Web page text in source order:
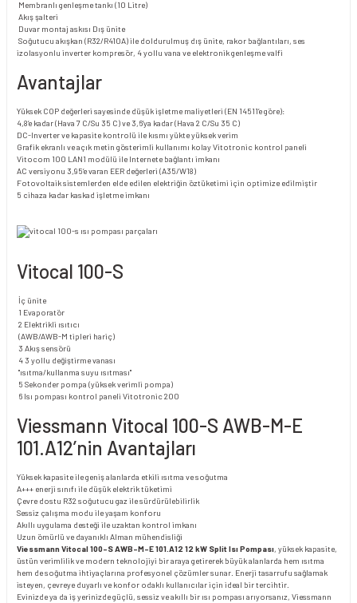
Membranlı genleşme tankı (10 Litre)
Akış şalteri
Duvar montaj askısı Dış ünite
Soğutucu akışkan (R32/R410A) ile doldurulmuş dış ünite, rakor bağlantıları, ses
izolasyonlu inverter kompresör, 4 yollu vana ve elektronik genleşme valfi
Avantajlar
Yüksek COP değerleri sayesinde düşük işletme maliyetleri (EN 14511’e göre):
4,8‘e kadar (Hava 7 C/Su 35 C) ve 3,6‘ya kadar (Hava 2 C/Su 35 C)
DC-Inverter ve kapasite kontrolü ile kısmı yükte yüksek verim
Grafik ekranlı ve açık metin gösterimli kullanımı kolay Vitotronic kontrol paneli
Vitocom 100 LAN1 modülü ile Internete bağlantı imkanı
AC versiyonu 3,95‘e varan EER değerleri (A35/W18)
Fotovoltaik sistemlerden elde edilen elektriğin öztüketimi için optimize edilmiştir
5 cihaza kadar kaskad işletme imkanı
Vitocal 100-S
İç ünite
1 Evaporatör
2 Elektrikli ısıtıcı
(AWB/AWB-M tipleri hariç)
3 Akış sensörü
4 3 yollu değiştirme vanası
"ısıtma/kullanma suyu ısıtması"
5 Sekonder pompa (yüksek verimli pompa)
6 Isı pompası kontrol paneli Vitotronic 200
Viessmann Vitocal 100-S AWB-M-E
101.A12’nin Avantajları
Yüksek kapasite ile geniş alanlarda etkili ısıtma ve soğutma
A+++ enerji sınıfı ile düşük elektrik tüketimi
Çevre dostu R32 soğutucu gaz ile sürdürülebilirlik
Sessiz çalışma modu ile yaşam konforu
Akıllı uygulama desteği ile uzaktan kontrol imkanı
Uzun ömürlü ve dayanıklı Alman mühendisliği
Viessmann Vitocal 100-S AWB-M-E 101.A12 12 kW Split Isı Pompası, yüksek kapasite,
üstün verimlilik ve modern teknolojiyi bir araya getirerek büyük alanlarda hem ısıtma
hem de soğutma ihtiyaçlarına profesyonel çözümler sunar. Enerji tasarrufu sağlamak
isteyen, çevreye duyarlı ve konfor odaklı kullanıcılar için ideal bir tercihtir.
Evinizde ya da iş yerinizde güçlü, sessiz ve akıllı bir ısı pompası arıyorsanız, Viessmann